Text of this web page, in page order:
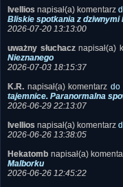
Ivellios napisał(a) komentarz
Bliskie spotkania z dziwnymi
2026-07-20 13:13:00
uważny słuchacznapisał(a)
Nieznanego
2026-07-03 18:15:37
K.R. napisał(a) komentarz do
tajemnice. Paranormalna
2026-06-29 22:13:07
Ivellios napisał(a) komentarz
2026-06-26 13:38:05
Hekatomb napisał(a)
Malborku
2026-06-26 12:45:22